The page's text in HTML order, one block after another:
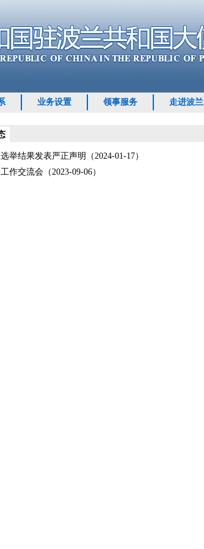
业务设置 领事服务 走进波兰
举结果发表严正声明（2024-01-17）
作交流会（2023-09-06）